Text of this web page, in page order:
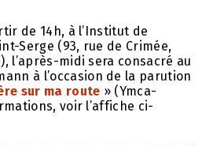
de 14h, à l’Institut de
Serge (93, rue de Crimée,
), l’après-midi sera consacré au
à l’occasion de la parution
sur ma route » (Ymca-
voir l’affiche ci-